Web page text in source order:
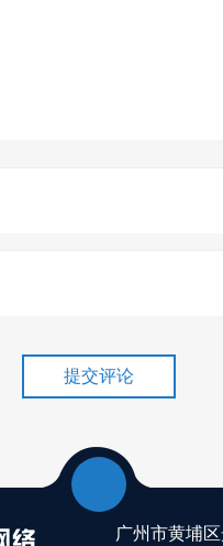
巧介绍！
提交评论
广州市黄埔